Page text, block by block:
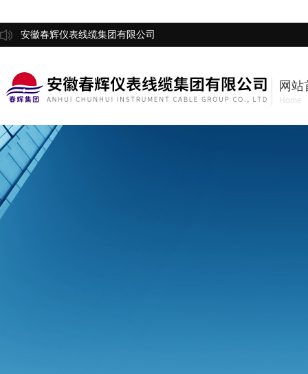
安徽春辉仪表线缆集团有限公司
网站
Home